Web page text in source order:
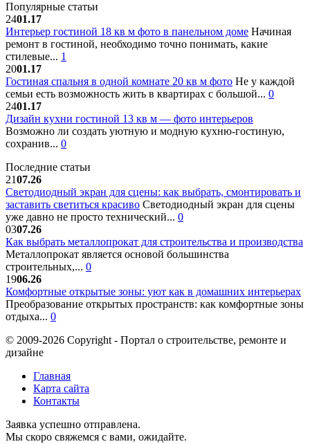
Популярные статьи
2401.17
Интерьер гостиной 18 кв м фото в панельном доме Начиная
ремонт в гостиной, необходимо точно понимать, какие
стилевые... 1
2001.17
Гостиная спальня в одной комнате 20 кв м фото Не у каждой
семьи есть возможность жить в квартирах с большой... 0
2401.17
Дизайн кухни гостиной 13 кв м — фото интерьеров
Возможно ли создать уютную и модную кухню-гостиную,
сохранив... 0
Последние статьи
2107.26
Светодиодный экран для сцены: как выбрать, смонтировать и
заставить светиться красиво Светодиодный экран для сцены
уже давно не просто технический... 0
0307.26
Как выбрать металлопрокат для строительства и производства
Металлопрокат является основой большинства
строительных,... 0
1906.26
Комфортные открытые зоны: уют как в домашних интерьерах
Преобразование открытых пространств: как комфортные зоны
отдыха... 0
© 2009-2026 Copyright - Портал о строительстве, ремонте и
дизайне
Главная
Карта сайта
Контакты
Заявка успешно отправлена.
Мы скоро свяжемся с вами, ожидайте.